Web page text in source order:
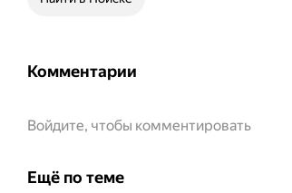
Комментарии
Войдите, чтобы комментировать
Ещё по теме